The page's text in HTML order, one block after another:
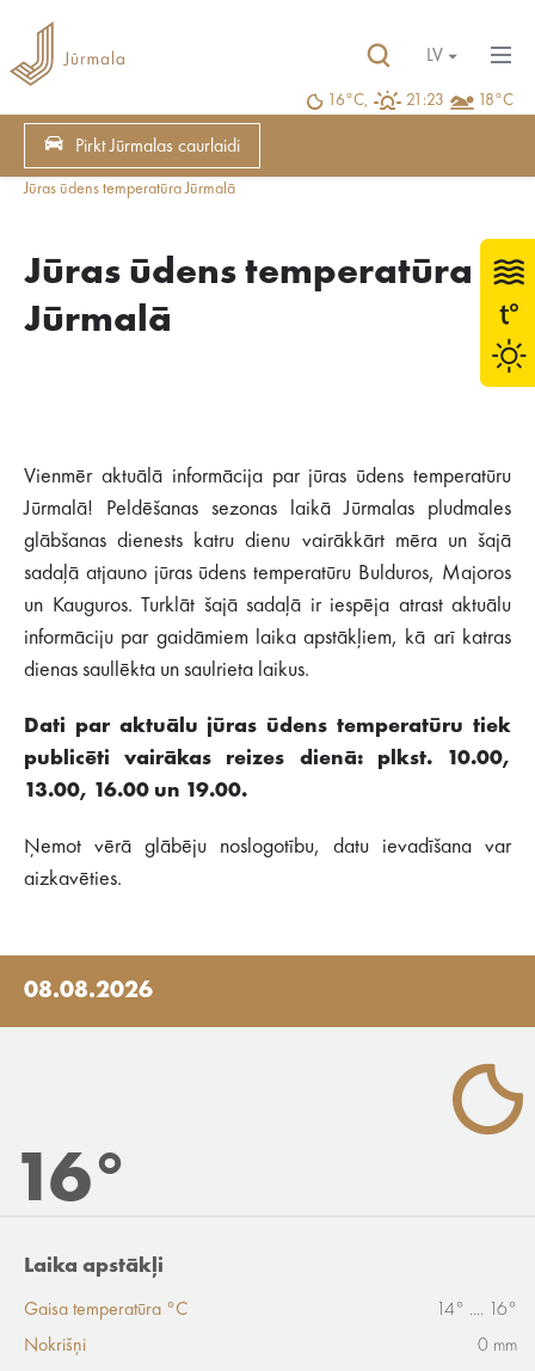
16°C, 21:23 18°C
LV
Pirkt Jūrmalas caurlaidi
Jūras ūdens temperatūra Jūrmalā
Jūras ūdens temperatūra
Jūrmalā
Vienmēr aktuālā informācija par jūras ūdens temperatūru
Jūrmalā! Peldēšanas sezonas laikā Jūrmalas pludmales
glābšanas dienests katru dienu vairākkārt mēra un šajā
sadaļā atjauno jūras ūdens temperatūru Bulduros, Majoros
un Kauguros. Turklāt šajā sadaļā ir iespēja atrast aktuālu
informāciju par gaidāmiem laika apstākļiem, kā arī katras
dienas saullēkta un saulrieta laikus.
Dati par aktuālu jūras ūdens temperatūru tiek
publicēti vairākas reizes dienā: plkst. 10.00,
13.00, 16.00 un 19.00.
Ņemot vērā glābēju noslogotību, datu ievadīšana var
aizkavēties.
08.08.2026
16°
Laika apstākļi
Gaisa temperatūra °C
14° .... 16°
Nokrišņi
0 mm